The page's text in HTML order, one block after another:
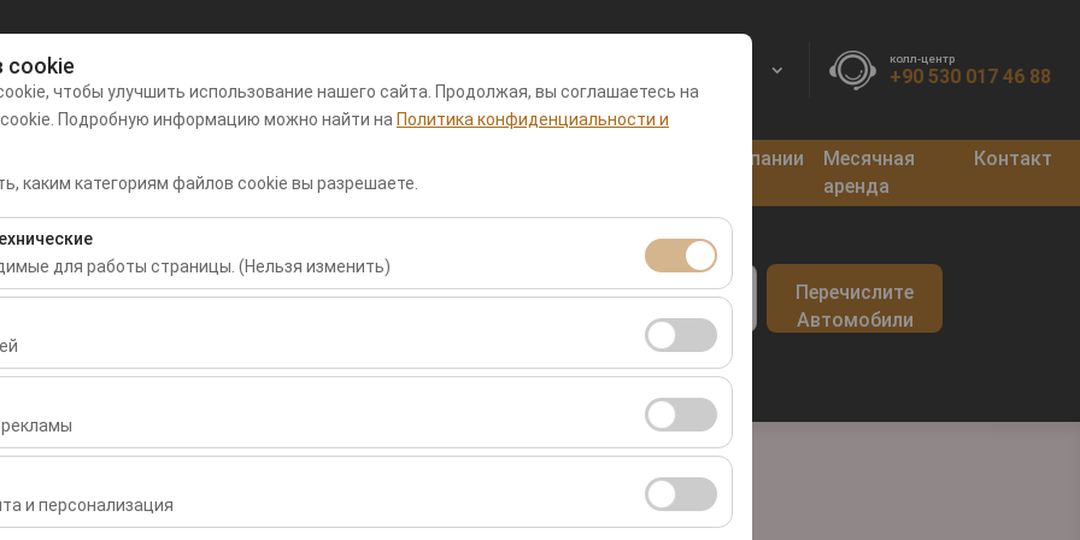
cookie
чтобы улучшить использование нашего сайта. Продолжая, вы соглашаетесь на
Подробную информацию можно найти на Политика конфиденциальности и
каким категориям файлов cookie вы разрешаете.
для работы страницы. (Нельзя изменить)
для корректной работы сайта, безопасности, управления сеансами и
отключить.
нам анализировать, как используется наш сайт (количество посетителей,
поведение пользователей). Эти данные используются для оценки
и постоянного улучшения пользовательского опыта.
показывать вам персонализированную рекламу в соответствии с вашими
эффективность наших рекламных кампаний (показы, коэффициент
и персонализация
колл-центр
+90 530 017 46 88
автомобили
Кампании
Месячная
аренда
Контакт
Дата и время пуска
09:00 09:00
Перечислите
Автомобили